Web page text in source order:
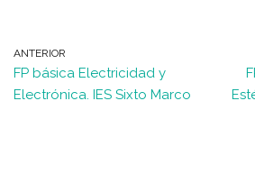
ANTERIOR
FP básica Electricidad y
Electrónica. IES Sixto Marco